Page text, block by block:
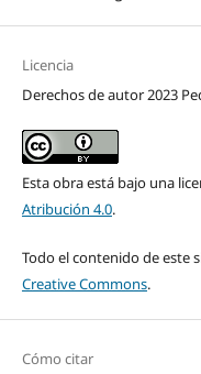
Licencia
Derechos de autor 2023
Esta obra está bajo una
Atribución 4.0.
Todo el contenido de este
Creative Commons.
Cómo citar